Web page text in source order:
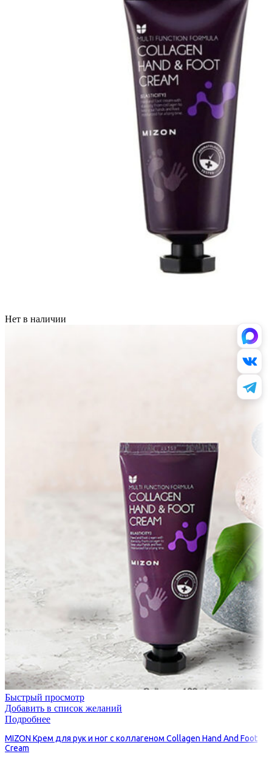
Нет в наличии
Быстрый просмотр
Добавить в список желаний
Подробнее
MIZON Крем для рук и ног с коллагеном Collagen Hand And Foot
Cream